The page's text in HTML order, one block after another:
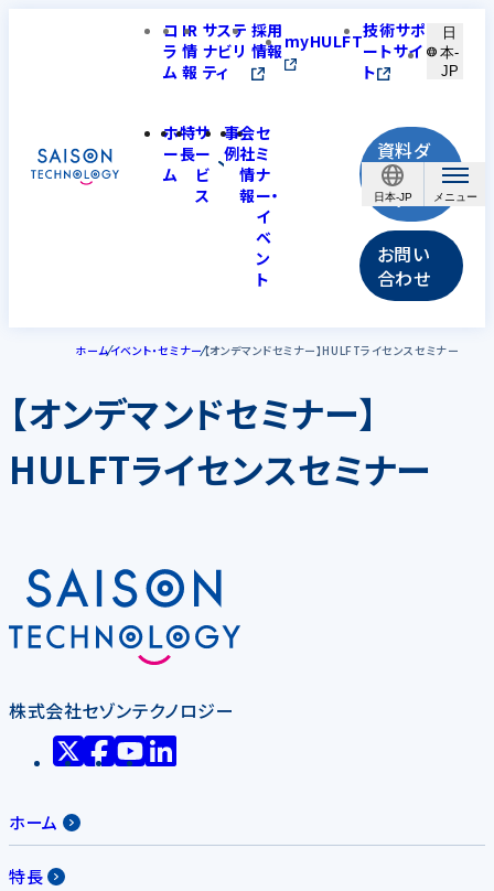
日本-JP
コ
ラ
ム
IR
情
報
サステ
ナビリ
ティ
採用
情報myHULFT技術サポ
ートサイ
ト
日
本-
JP
ホ
ー
ム
特
長
サ
ー
ビ
ス
事
例
会
社
情
報
セ
ミ
ナ
ー・
イ
ベ
ン
ト
資料ダ
ウンロ
ード
お問い
合わせ
ホームイベント・セミナー【オンデマンドセミナー】HULFTライセンスセミナー
【オンデマンドセミナー】
HULFTライセンスセミナー
株式会社セゾンテクノロジー
ホーム
特長